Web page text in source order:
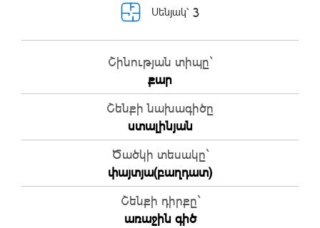
Սենյակ՝ 3
Շինության տիպը`
քար
Շենքի նախագիծը
ստալինյան
Ծածկի տեսակը`
փայտյա(բաղդատ)
Շենքի դիրքը`
առաջին գիծ